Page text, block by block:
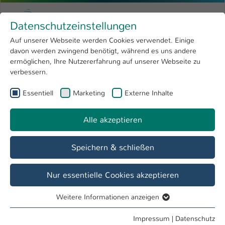
Menu
Forschung 4
Open submenu
Hochschule
International
Zum Hauptinhalt springen
Hochschule Kaiserslautern
Sie sind hier:
Personenverzeichnis
Prof. Dr. Michael Jacob
Veranstaltungen
Biographie
Ausbildung
Volksbank Saarbrücken eG (jetzt: Bank 1
Saar),Bankkaufmann
Universität des Saarlandes, Diplom-Kaufmann
Datenschutzeinstellungen
Auf unserer Webseite werden Cookies verwendet. Einige
davon werden zwingend benötigt, während es uns andere
ermöglichen, Ihre Nutzererfahrung auf unserer Webseite zu
verbessern.
Essentiell Marketing Externe Inhalte
Alle akzeptieren
Speichern & schließen
Nur essentielle Cookies akzeptieren
Essentielle Cookies werden für grundlegende Funktionen
Weitere Informationen anzeigen
Impressum | Datenschutz